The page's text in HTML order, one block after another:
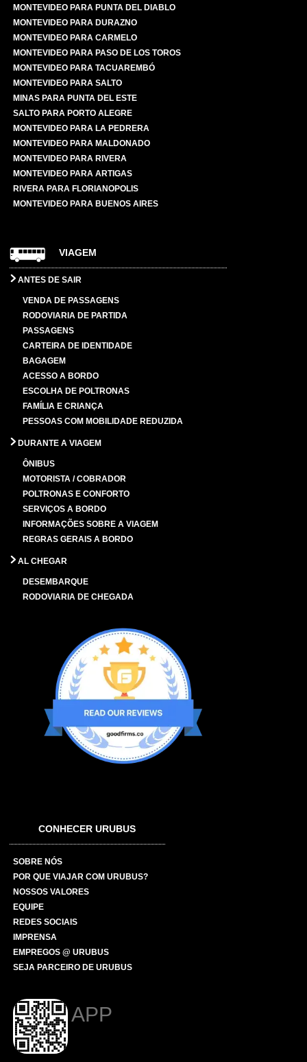
MONTEVIDEO PARA PUNTA DEL DIABLO
MONTEVIDEO PARA DURAZNO
MONTEVIDEO PARA CARMELO
MONTEVIDEO PARA PASO DE LOS TOROS
MONTEVIDEO PARA TACUAREMBÓ
MONTEVIDEO PARA SALTO
MINAS PARA PUNTA DEL ESTE
SALTO PARA PORTO ALEGRE
MONTEVIDEO PARA LA PEDRERA
MONTEVIDEO PARA MALDONADO
MONTEVIDEO PARA RIVERA
MONTEVIDEO PARA ARTIGAS
RIVERA PARA FLORIANOPOLIS
MONTEVIDEO PARA BUENOS AIRES
VIAGEM
ANTES DE SAIR
VENDA DE PASSAGENS
RODOVIARIA DE PARTIDA
PASSAGENS
CARTEIRA DE IDENTIDADE
BAGAGEM
ACESSO A BORDO
ESCOLHA DE POLTRONAS
FAMÍLIA E CRIANÇA
PESSOAS COM MOBILIDADE REDUZIDA
DURANTE A VIAGEM
ÔNIBUS
MOTORISTA / COBRADOR
POLTRONAS E CONFORTO
SERVIÇOS A BORDO
INFORMAÇÕES SOBRE A VIAGEM
REGRAS GERAIS A BORDO
AL CHEGAR
DESEMBARQUE
RODOVIARIA DE CHEGADA
CONHECER URUBUS
SOBRE NÓS
POR QUE VIAJAR COM URUBUS?
NOSSOS VALORES
EQUIPE
REDES SOCIAIS
IMPRENSA
EMPREGOS @ URUBUS
SEJA PARCEIRO DE URUBUS
APP